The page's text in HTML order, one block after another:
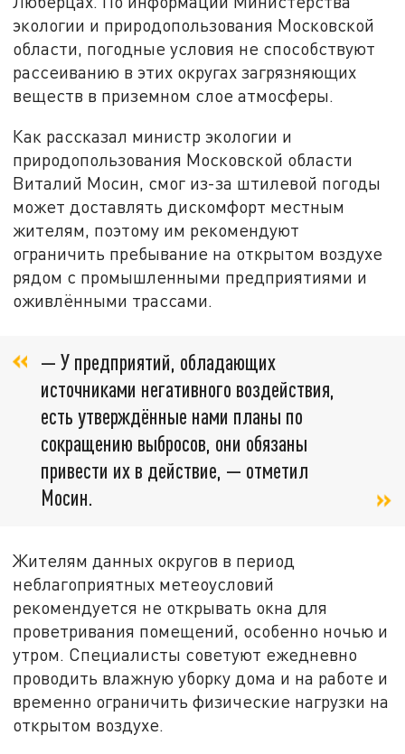
экологии и природопользования Московской
области, погодные условия не способствуют
рассеиванию в этих округах загрязняющих
веществ в приземном слое атмосферы.
Как рассказал министр экологии и
природопользования Московской области
Виталий Мосин, смог из-за штилевой погоды
может доставлять дискомфорт местным
жителям, поэтому им рекомендуют
ограничить пребывание на открытом воздухе
рядом с промышленными предприятиями и
оживлёнными трассами.
— У предприятий, обладающих
источниками негативного воздействия,
есть утверждённые нами планы по
сокращению выбросов, они обязаны
привести их в действие, — отметил
Мосин.
Жителям данных округов в период
неблагоприятных метеоусловий
рекомендуется не открывать окна для
проветривания помещений, особенно ночью и
утром. Специалисты советуют ежедневно
проводить влажную уборку дома и на работе и
временно ограничить физические нагрузки на
открытом воздухе.